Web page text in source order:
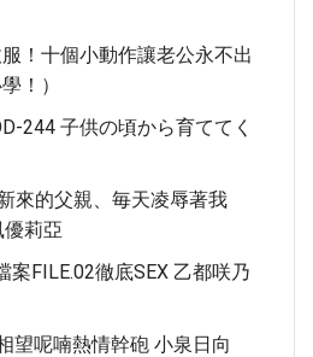
！十個小動作讓老公永不出
！）
244 子供の頃から育ててく
來的父親、毎天凌辱著我
莉亞
案FILE.02徹底SEX 乙都咲乃
望呢喃熱情幹砲 小泉日向